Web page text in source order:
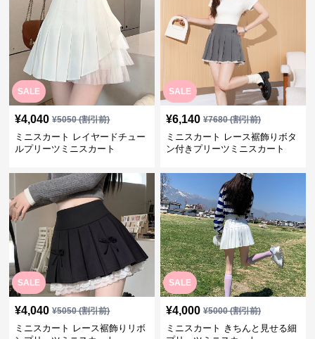
SALE
¥4,040 ¥5050(割引前)
ミニスカート レイヤードチュー
ルプリーツミニスカート
SALE
¥6,140 ¥7680(割引前)
ミニスカート レース裾飾りボタ
ン付きプリーツミニスカート
SALE
¥4,040 ¥5050(割引前)
ミニスカート レース裾飾りリボ
SALE
¥4,000 ¥5000(割引前)
ミニスカート きちんと見せる細